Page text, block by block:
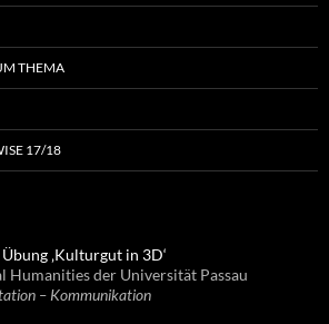
THEMA
17/18
‚Kulturgut in 3D‘
Humanities der Universität Passau
– Kommunikation